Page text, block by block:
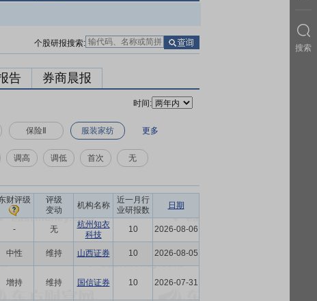
个股研报搜索:
告 券商晨报
时间:
保险Ⅱ 服装家纺 更多
调高 调低 首次 无
财评级
评级
变动
机构名称
近一月行
业研报数
日期
- 无
杭州知衣
科技
10 2026-08-06
中性 维持 山西证券 10 2026-08-05
增持 维持 国信证券 10 2026-07-31
搜索